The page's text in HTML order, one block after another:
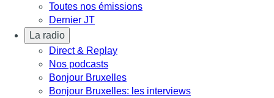
Toutes nos émissions
Dernier JT
La radio
Direct & Replay
Nos podcasts
Bonjour Bruxelles
Bonjour Bruxelles: les interviews